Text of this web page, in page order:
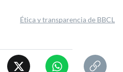
Ética y transparencia de BBCL